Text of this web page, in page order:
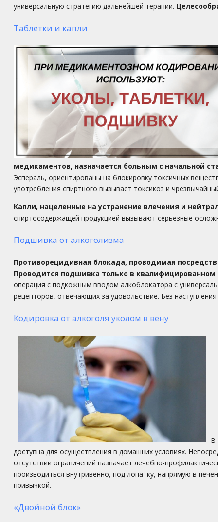
универсальную стратегию дальнейшей терапии.
Таблетки и капли
медикаментов, назначается больным с начальной
Эспераль, ориентированы на блокировку токсичных
употребления спиртного вызывает токсикоз и
Капли, нацеленные на устранение влечения и
спиртосодержащей продукцией вызывают серьёзные
Подшивка от алкоголизма
Противорецидивная блокада, проводимая
Проводится подшивка только в
операция с подкожным вводом алкоблокатора с
рецепторов, отвечающих за удовольствие. Без
Кодировка от алкоголя уколом в вену
В
доступна для осуществления в домашних условиях.
отсутствии ограничений назначает лечебно-
производиться внутривенно, под лопатку, напрямую в
привычкой.
«Двойной блок»